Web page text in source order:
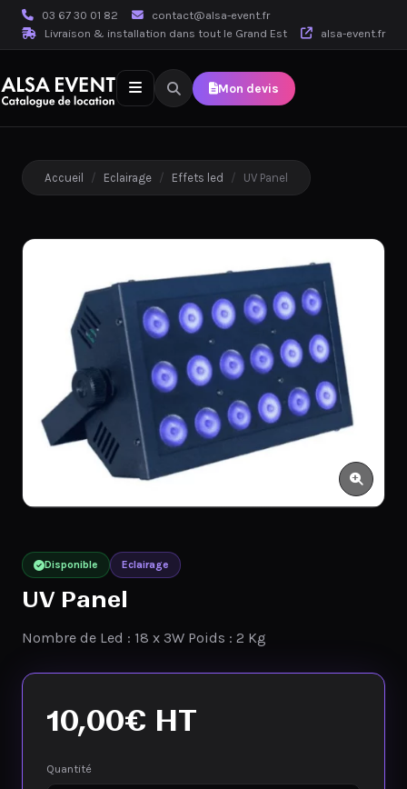
03 67 30 01 82
contact@alsa-event.fr
Livraison & installation dans tout le Grand Est
alsa-event.fr
Mon devis
Accueil / Eclairage / Effets led / UV Panel
Disponible Eclairage
UV Panel
Nombre de Led : 18 x 3W Poids : 2 Kg
10,00€ HT
Quantité